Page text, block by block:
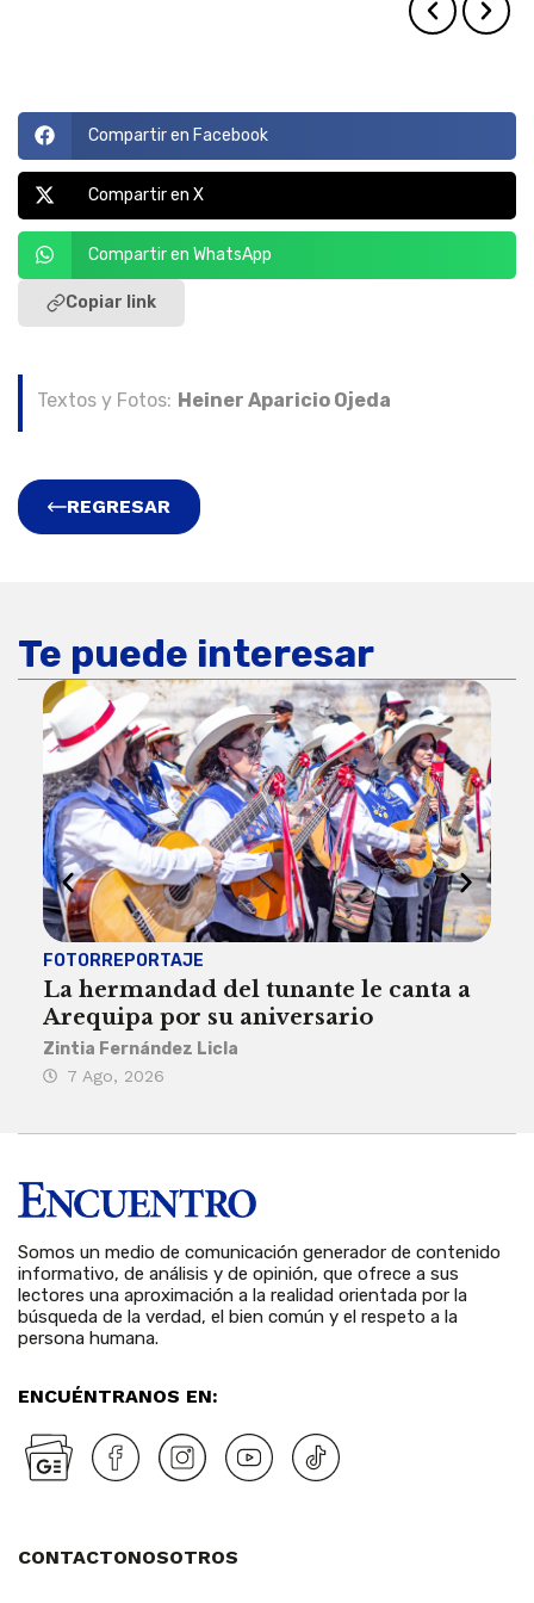
Compartir en Facebook
Compartir en X
Compartir en WhatsApp
Copiar link
Textos y Fotos: Heiner Aparicio Ojeda
REGRESAR
Te puede interesar
FOTORREPORTAJE
La hermandad del tunante le canta a
Arequipa por su aniversario
Zintia Fernández Licla
7 Ago, 2026
Somos un medio de comunicación generador de contenido
informativo, de análisis y de opinión, que ofrece a sus
lectores una aproximación a la realidad orientada por la
búsqueda de la verdad, el bien común y el respeto a la
persona humana.
ENCUÉNTRANOS EN:
CONTACTONOSOTROS